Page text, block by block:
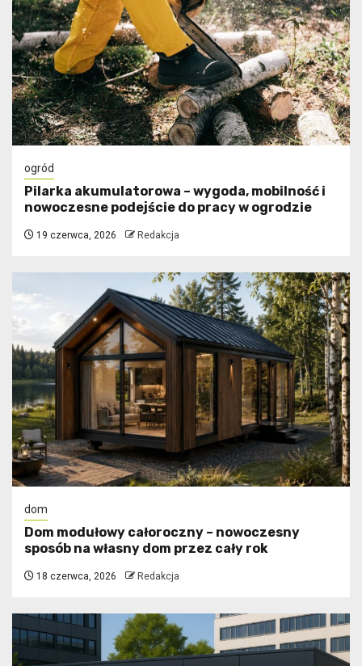
ogród
Pilarka akumulatorowa – wygoda, mobilność i
nowoczesne podejście do pracy w ogrodzie
19 czerwca, 2026 Redakcja
dom
Dom modułowy całoroczny – nowoczesny
sposób na własny dom przez cały rok
18 czerwca, 2026 Redakcja